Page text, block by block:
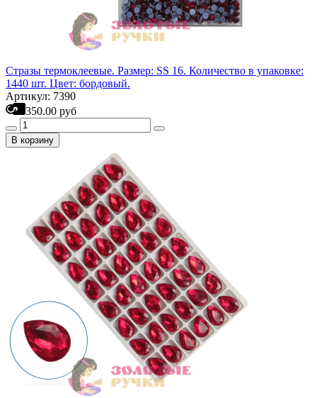
Стразы термоклеевые. Размер: SS 16. Количество в упаковке:
1440 шт. Цвет: бордовый.
Артикул: 7390
350.00 руб
В корзину